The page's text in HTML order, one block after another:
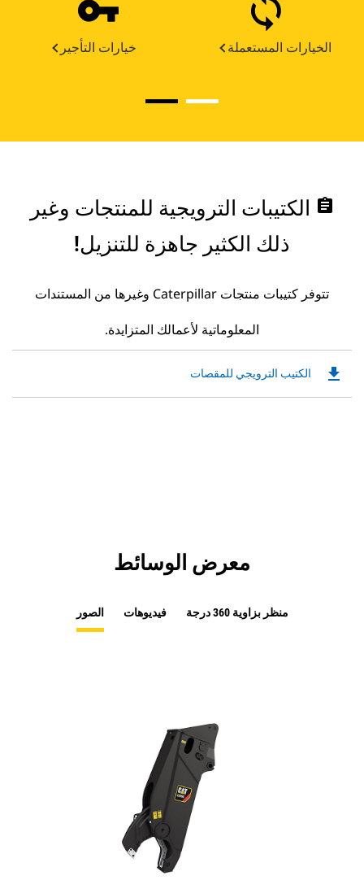
خيارات التأجير الخيارات المستعملة
assignment الكتيبات الترويجية للمنتجات وغير
ذلك الكثير جاهزة للتنزيل!
تتوفر كتيبات منتجات Caterpillar وغيرها من المستندات
المعلوماتية لأعمالك المتزايدة.
الكتيب الترويجي للمقصاتDownloadable
file_download
معرض الوسائط
الصور فيديوهات منظر بزاوية 360 درجة